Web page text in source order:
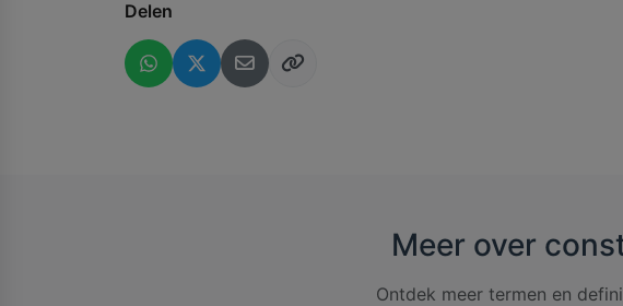
Delen
Meer over
Ontdek meer termen en